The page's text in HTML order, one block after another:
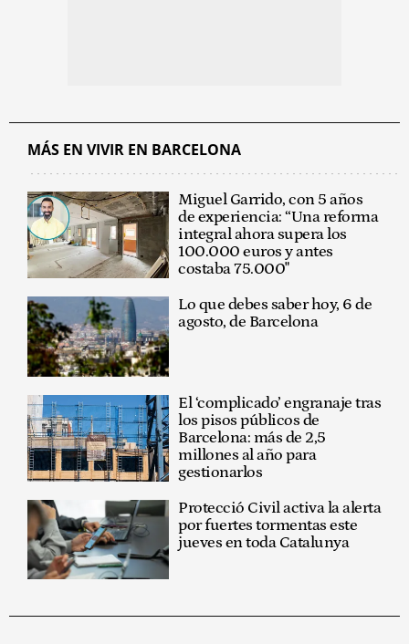
MÁS EN VIVIR EN BARCELONA
Miguel Garrido, con 5 años
de experiencia: “Una reforma
integral ahora supera los
100.000 euros y antes
costaba 75.000"
Lo que debes saber hoy, 6 de
agosto, de Barcelona
El ‘complicado’ engranaje tras
los pisos públicos de
Barcelona: más de 2,5
millones al año para
gestionarlos
Protecció Civil activa la alerta
por fuertes tormentas este
jueves en toda Catalunya